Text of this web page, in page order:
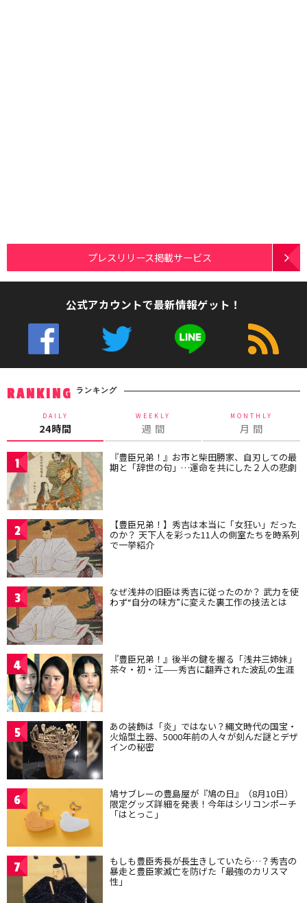
プレスリリース掲載サービス
公式アカウントで最新情報ゲット！
RANKING ランキング
DAILY
24時間
WEEKLY
週 間
MONTHLY
月 間
1 『豊臣兄弟！』お市と柴田勝家、自刃しての最
期と「辞世の句」…運命を共にした２人の悲劇
2 【豊臣兄弟！】秀吉は本当に「女狂い」だった
のか？ 天下人を彩った11人の側室たちを時系列
で一挙紹介
3 なぜ浅井の旧臣は秀吉に従ったのか？ 武力を使
わず“自分の味方”に変えた裏工作の技法とは
4 『豊臣兄弟！』後半の鍵を握る「浅井三姉妹」
茶々・初・江——秀吉に翻弄された波乱の生涯
5 あの装飾は「炎」ではない？縄文時代の国宝・
火焔型土器、5000年前の人々が刻んだ謎とデザ
インの秘密
6 鳩サブレーの豊島屋が『鳩の日』（8月10日）
限定グッズ詳細を発表！今年はシリコンポーチ
「はとっこ」
7 もしも豊臣秀長が長生きしていたら…？秀吉の
暴走と豊臣家滅亡を防げた「最強のカリスマ
性」